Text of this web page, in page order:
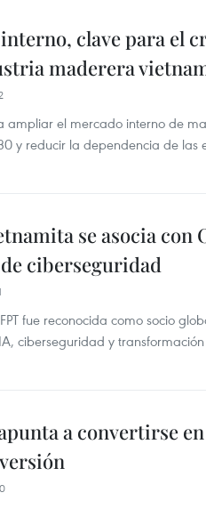
clave para el
maderera
ampliar el mercado interno de
y reducir la dependencia de las
se asocia con
ciberseguridad
fue reconocida como socio
ciberseguridad y
a convertirse